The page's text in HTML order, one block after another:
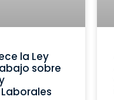
la Ley
sobre